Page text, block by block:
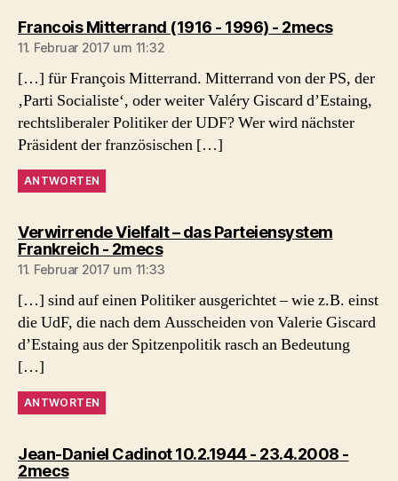
Francois Mitterrand (1916 - 1996) - 2mecssagt:
11. Februar 2017 um 11:32
[…] für François Mitterrand. Mitterrand von der PS, der
‚Parti Socialiste‘, oder weiter Valéry Giscard d’Estaing,
rechtsliberaler Politiker der UDF? Wer wird nächster
Präsident der französischen […]
ANTWORTEN
Verwirrende Vielfalt – das Parteiensystem
Frankreich - 2mecssagt:
11. Februar 2017 um 11:33
[…] sind auf einen Politiker ausgerichtet – wie z.B. einst
die UdF, die nach dem Ausscheiden von Valerie Giscard
d’Estaing aus der Spitzenpolitik rasch an Bedeutung
[…]
ANTWORTEN
Jean-Daniel Cadinot 10.2.1944 - 23.4.2008 -
2mecssagt: